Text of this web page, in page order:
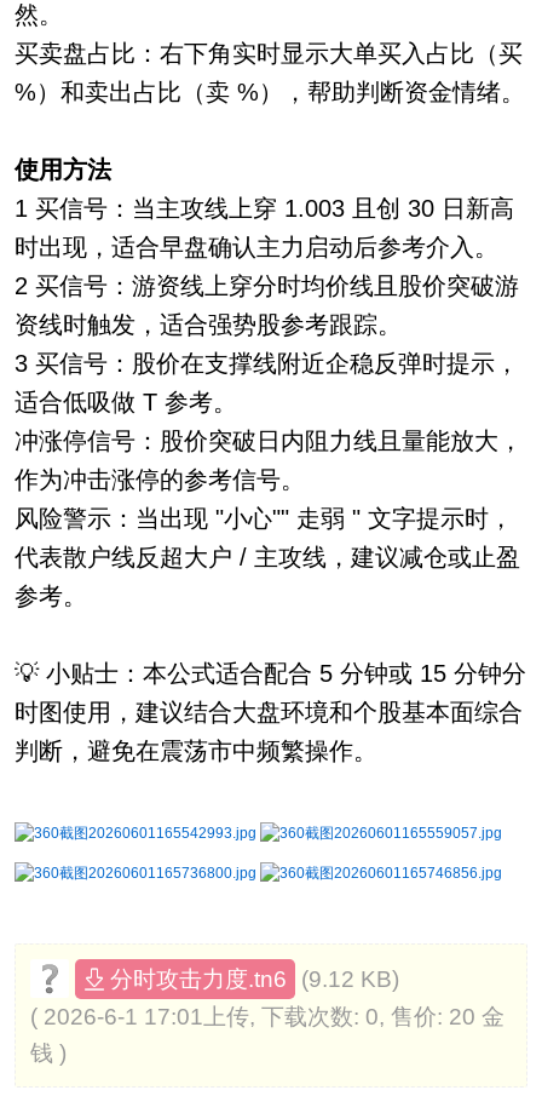
然。
买卖盘占比：右下角实时显示大单买入占比（买
%）和卖出占比（卖 %），帮助判断资金情绪。
使用方法
1 买信号：当主攻线上穿 1.003 且创 30 日新高
时出现，适合早盘确认主力启动后参考介入。
2 买信号：游资线上穿分时均价线且股价突破游
资线时触发，适合强势股参考跟踪。
3 买信号：股价在支撑线附近企稳反弹时提示，
适合低吸做 T 参考。
冲涨停信号：股价突破日内阻力线且量能放大，
作为冲击涨停的参考信号。
风险警示：当出现 "小心"" 走弱 " 文字提示时，
代表散户线反超大户 / 主攻线，建议减仓或止盈
参考。
💡 小贴士：本公式适合配合 5 分钟或 15 分钟分
时图使用，建议结合大盘环境和个股基本面综合
判断，避免在震荡市中频繁操作。
分时攻击力度.tn6
(9.12 KB)
( 2026-6-1 17:01上传, 下载次数: 0, 售价: 20 金
钱 )